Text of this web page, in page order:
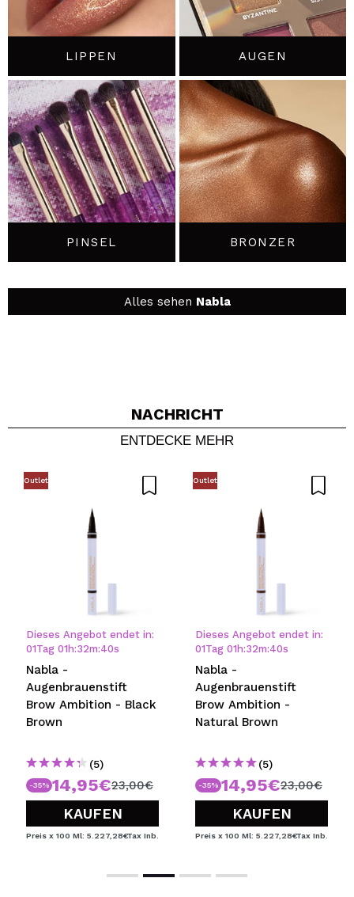
REGISTRIEREN
Durch die Erstellung eines Kontos bei Maquillalia.de
können Sie Ihre Einkäufe schnell tätigen, den Status Ihrer
Bestellungen überprüfen und Ihre bisherigen Vorgänge
einsehen.
BENUTZERKONTO ERSTELLEN
LIPPEN AUGEN
PINSEL BRONZER
Alles sehen Nabla
NACHRICHT
ENTDECKE MEHR
Outlet
Dieses Angebot endet in:
01Tag 01 h:32m:40s
Nabla -
Augenbrauenstift
Brow Ambition - Black
Brown
(5)
-35% 14,95€23,00€
KAUFEN
Preis x 100 Ml: 5.227,28€Tax Inb.
Outlet
Dieses Angebot endet in:
01Tag 01 h:32m:40s
Nabla -
Augenbrauenstift
Brow Ambition -
Natural Brown
(5)
-35% 14,95€23,00€
KAUFEN
Preis x 100 Ml: 5.227,28€Tax Inb.